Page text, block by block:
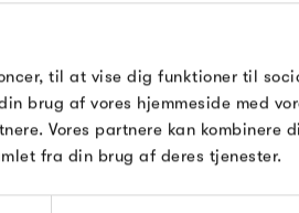
til at vise dig funktioner til
brug af vores hjemmeside med
Vores partnere kan kombinere
fra din brug af deres tjenester.
deres udtryk, at det næsten
kombinere kvalitet med
af de mest stilrene
findes herhjemme.
ikke på produkter fra Fermob,
og i forvejen nedsatte produkter.